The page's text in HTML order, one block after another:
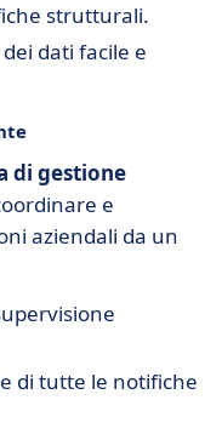
strutturali.
dati facile e
di gestione
e
aziendali da un
di tutte le notifiche